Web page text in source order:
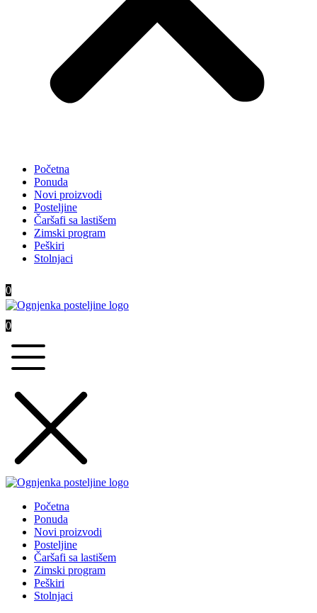
Početna
Ponuda
Novi proizvodi
Posteljine
Čaršafi sa lastišem
Zimski program
Peškiri
Stolnjaci
0
0
Početna
Ponuda
Novi proizvodi
Posteljine
Čaršafi sa lastišem
Zimski program
Peškiri
Stolnjaci